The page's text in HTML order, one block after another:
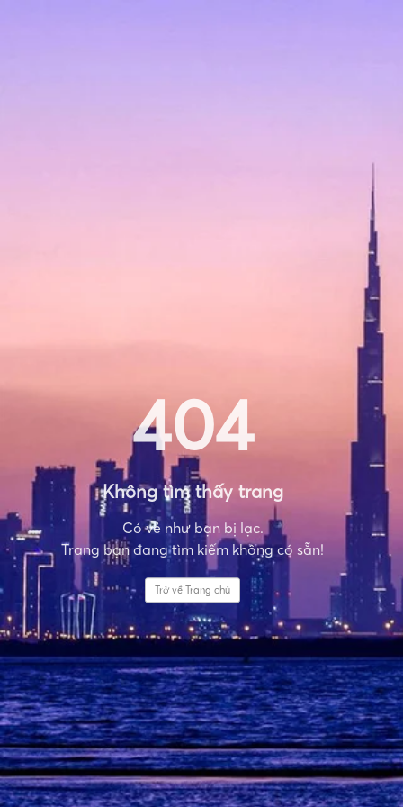
404
Không tìm thấy trang
Có vẻ như bạn bị lạc.
Trang bạn đang tìm kiếm không có sẵn!
Trở về Trang chủ